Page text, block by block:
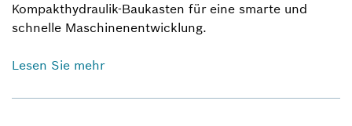
Kompakthydraulik-Baukasten für eine smarte und
schnelle Maschinenentwicklung.
Lesen Sie mehr